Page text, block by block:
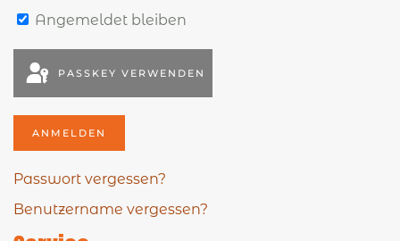
Angemeldet bleiben
PASSKEY VERWENDEN
ANMELDEN
Passwort vergessen?
Benutzername vergessen?